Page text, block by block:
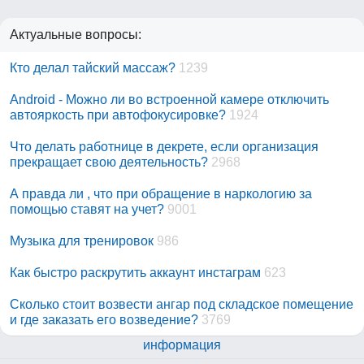
Актуальные вопросы:
Кто делал тайский массаж? 1239
Android - Можно ли во встроенной камере отключить
автояркость при автофокусировке? 1924
Что делать работнице в декрете, если организация
прекращает свою деятельность? 2968
А правда ли , что при обращение в наркологию за
помощью ставят на учет? 9001
Музыка для тренировок 986
Как быстро раскрутить аккаунт инстаграм 623
Сколько стоит возвести ангар под складское помещение
и где заказать его возведение? 3769
информация